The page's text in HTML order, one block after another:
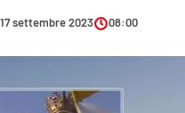
SOCIETÀ
17 settembre 2023 08:00